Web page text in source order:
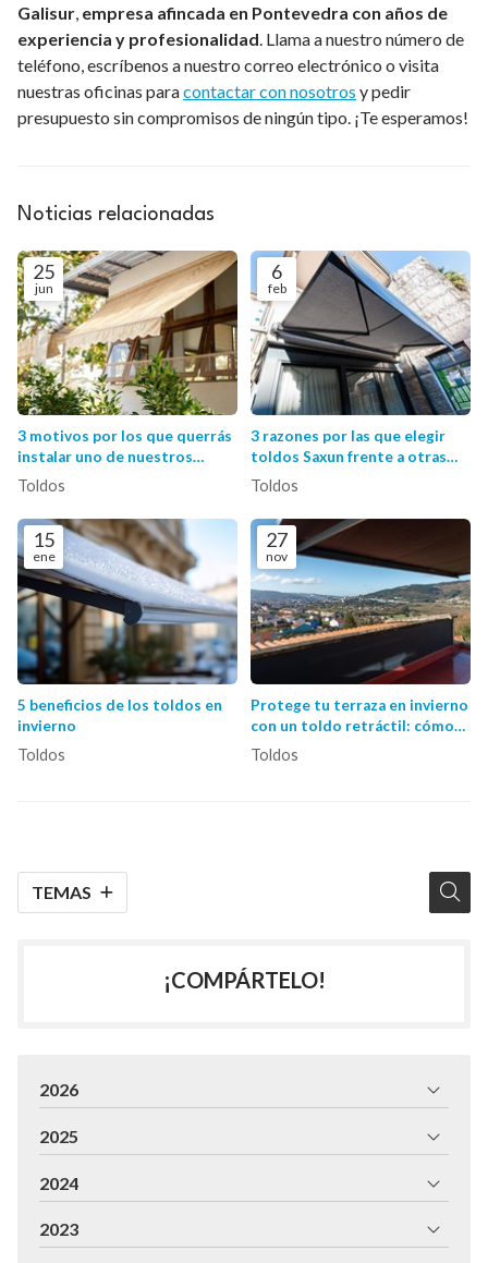
TEMAS
Galisur empresa afincada en Pontevedra con años de
experiencia y profesionalidad . Llama a nuestro número de
teléfono, escríbenos a nuestro correo electrónico o visita
nuestras oficinas paracontactar con nosotros y pedir
presupuesto sin compromisos de ningún tipo. ¡Te esperamos!
Noticias relacionadas
25
jun
3 motivos por los que querrás
instalar uno de nuestros
toldos en Pontevedra este
Toldos
6
feb
3 razones por las que elegir
toldos Saxun frente a otras
marcas
Toldos
15
ene
5 beneficios de los toldos en
invierno
Toldos
27
nov
Protege tu terraza en invierno
con un toldo retráctil: cómo
aprovechar al máximo tu
espacio exterior
Toldos
¡COMPÁRTELO!
2026
2025
2024
2023